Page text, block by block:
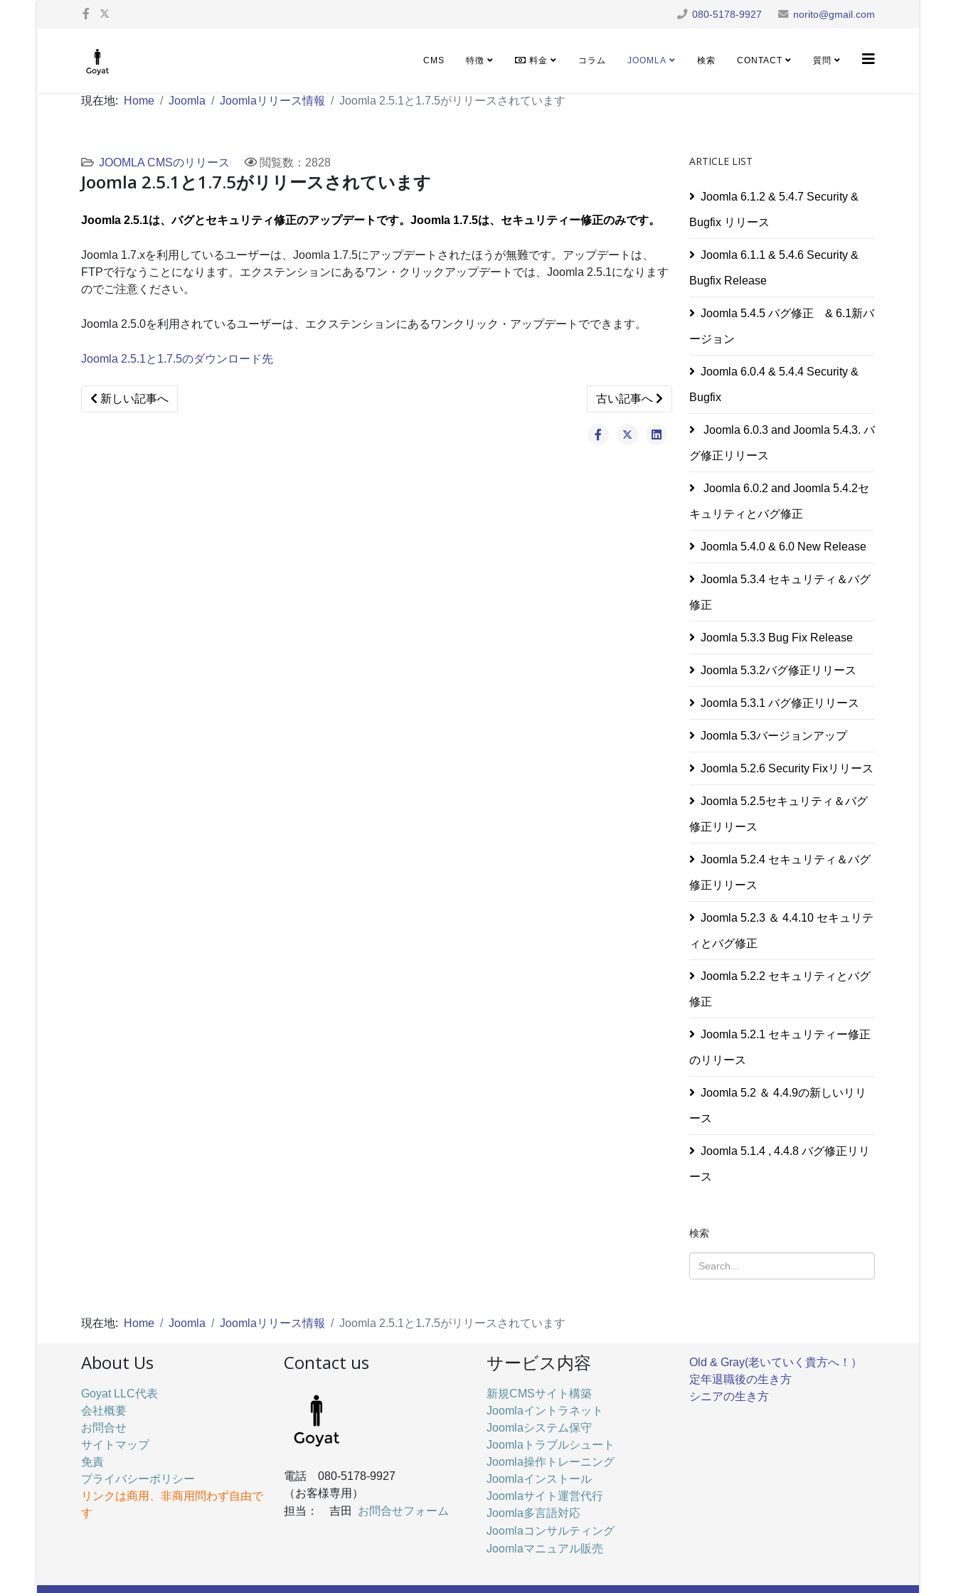
080-5178-9927 norito@gmail.com
CMS 特徴 料金 コラム JOOMLA 検索 CONTACT 質問
現在地: Home Joomla Joomlaリリース情報 Joomla 2.5.1と1.7.5がリリースされています
JOOMLA CMSのリリース 閲覧数：2828
Joomla 2.5.1と1.7.5がリリースされています
Joomla 2.5.1は、バグとセキュリティ修正のアップデートです。Joomla 1.7.5は、セキュリティー修正のみです。
Joomla 1.7.xを利用しているユーザーは、Joomla 1.7.5にアップデートされたほうが無難です。アップデートは、
FTPで行なうことになります。エクステンションにあるワン・クリックアップデートでは、Joomla 2.5.1になります
のでご注意ください。
Joomla 2.5.0を利用されているユーザーは、エクステンションにあるワンクリック・アップデートでできます。
Joomla 2.5.1と1.7.5のダウンロード先
Previous article: Joomla 2.5.2がリリースされています
新しい記事へ Next article: Joomla 1.7.4のリリース
古い記事へ
ARTICLE LIST
Joomla 6.1.2 & 5.4.7 Security &
Bugfix リリース
Joomla 6.1.1 & 5.4.6 Security &
Bugfix Release
Joomla 5.4.5 バグ修正 & 6.1新バ
ージョン
Joomla 6.0.4 & 5.4.4 Security &
Bugfix
Joomla 6.0.3 and Joomla 5.4.3. バ
グ修正リリース
Joomla 6.0.2 and Joomla 5.4.2セ
キュリティとバグ修正
Joomla 5.4.0 & 6.0 New Release
Joomla 5.3.4 セキュリティ＆バグ
修正
Joomla 5.3.3 Bug Fix Release
Joomla 5.3.2バグ修正リリース
Joomla 5.3.1 バグ修正リリース
Joomla 5.3バージョンアップ
Joomla 5.2.6 Security Fixリリース
Joomla 5.2.5セキュリティ＆バグ
修正リリース
Joomla 5.2.4 セキュリティ＆バグ
修正リリース
Joomla 5.2.3 ＆ 4.4.10 セキュリテ
ィとバグ修正
Joomla 5.2.2 セキュリティとバグ
修正
Joomla 5.2.1 セキュリティー修正
のリリース
Joomla 5.2 ＆ 4.4.9の新しいリリ
ース
Joomla 5.1.4 , 4.4.8 バグ修正リリ
ース
検索
現在地: Home Joomla Joomlaリリース情報 Joomla 2.5.1と1.7.5がリリースされています
About Us
Goyat LLC代表
会社概要
お問合せ
サイトマップ
免責
プライバシーポリシー
リンクは商用、非商用問わず自由で
す
Contact us
電話 080-5178-9927
（お客様専用）
担当： 吉田 お問合せフォーム
サービス内容
新規CMSサイト構築
Joomlaイントラネット
Joomlaシステム保守
Joomlaトラブルシュート
Joomla操作トレーニング
Joomlaインストール
Joomlaサイト運営代行
Joomla多言語対応
Joomlaコンサルティング
Joomlaマニュアル販売
Old & Gray(老いていく貴方へ！）
定年退職後の生き方
シニアの生き方